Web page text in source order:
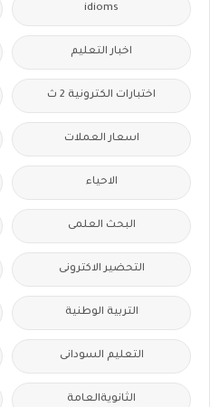
idioms
اخبار التعليم
اختبارات الكترونية 2 ث
اسعار العملات
الاحياء
البحث العلمى
التحضير الاكترونى
التربية الوطنية
التعليم السودانى
الثانويةالعامة